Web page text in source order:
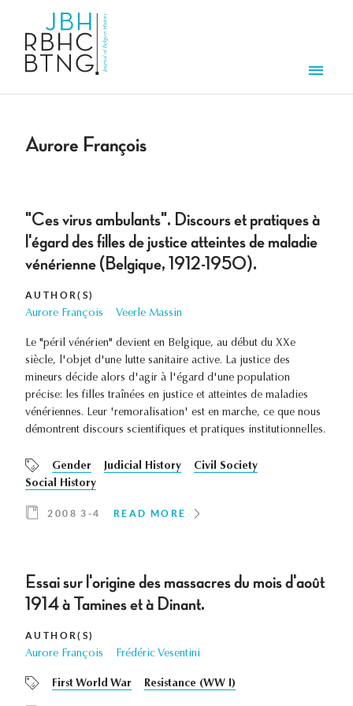
Aurore François
"Ces virus ambulants". Discours et pratiques à
l'égard des filles de justice atteintes de maladie
vénérienne (Belgique, 1912-1950).
AUTHOR(S)
Aurore François Veerle Massin
Le "péril vénérien" devient en Belgique, au début du XXe
siècle, l'objet d'une lutte sanitaire active. La justice des
mineurs décide alors d'agir à l'égard d'une population
précise: les filles traînées en justice et atteintes de maladies
vénériennes. Leur 'remoralisation' est en marche, ce que nous
démontrent discours scientifiques et pratiques institutionnelles.
Gender Judicial History
Civil Society
Social History
2008 3-4 READ MORE
Essai sur l'origine des massacres du mois d'août
1914 à Tamines et à Dinant.
AUTHOR(S)
Aurore François Frédéric Vesentini
First World War Resistance (WW I)